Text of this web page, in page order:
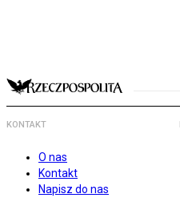
KONTAKT
O nas
Kontakt
Napisz do nas